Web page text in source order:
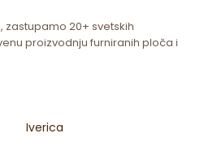
zastupamo 20+ svetskih
proizvodnju furniranih ploča i
Iverica